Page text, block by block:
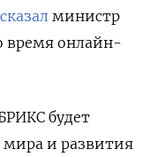
сказал министр
время онлайн-
будет
мира и развития